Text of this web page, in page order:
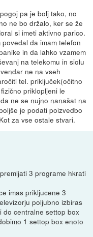
pa je bolj tako, no
ne bo držalo, ker se že
si imeti aktivno parico.
da imam telefon
in da lahko vzamem
na telekomu in siolu
ne na vseh
tel. priključek(očitno
priklopljeni le
ne se nujno nanašat na
je podati poizvedbo
za vse ostale stvari.
3 programe hkrati
imas prikljucene 3
poljubno izbiras
do centralne settop box
1 settop box enoto